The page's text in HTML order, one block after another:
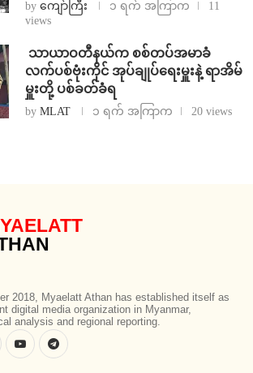
by ကျော်ကြီး ၁ ရက် အကြာက
11
views
⁩ ⁨သာယာဝတီနယ်က စစ်တပ်အမာခံ
လက်ပစ်ဗုံးကိုင် အုပ်ချုပ်ရေးမှူးနဲ့ ရာအိမ်
မှူးတို့ ပစ်ခတ်ခံရ
by MLAT ၁ ရက် အကြာက 20 views
2018, Myaelatt Athan has established itself as
digital media organization in Myanmar,
analysis and regional reporting.